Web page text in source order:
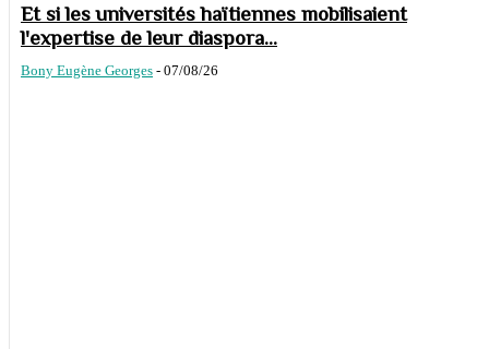
Et si les universités haïtiennes mobilisaient
l'expertise de leur diaspora...
Bony Eugène Georges - 07/08/26